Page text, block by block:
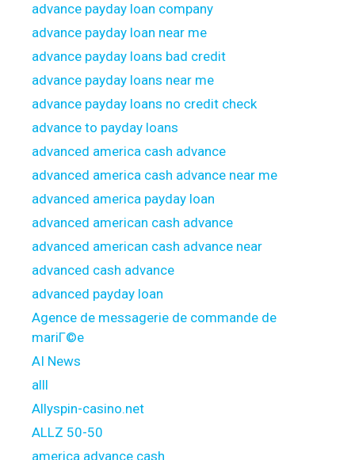
advance payday loan company
advance payday loan near me
advance payday loans bad credit
advance payday loans near me
advance payday loans no credit check
advance to payday loans
advanced america cash advance
advanced america cash advance near me
advanced america payday loan
advanced american cash advance
advanced american cash advance near
advanced cash advance
advanced payday loan
Agence de messagerie de commande de
mariГ©e
AI News
alll
Allyspin-casino.net
ALLZ 50-50
america advance cash